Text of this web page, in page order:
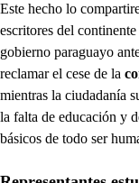
Este hecho lo
escritores del
gobierno paraguayo
reclamar el cese de la
mientras la ciudadanía
la falta de educación y
básicos de todo ser